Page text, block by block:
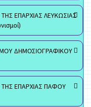
ΕΠΑΡΧΙΑΣ ΛΕΥΚΩΣΙΑΣ
ΔΗΜΟΣΙΟΓΡΑΦΙΚΟΥ
ΤΗΣ ΕΠΑΡΧΙΑΣ ΠΑΦΟΥ